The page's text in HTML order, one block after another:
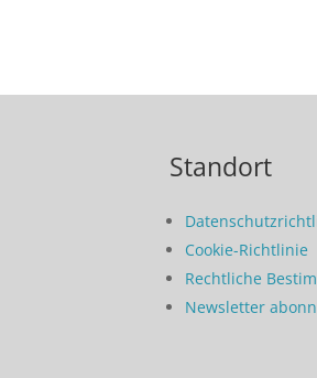
Standort
Cookie-Richtlinie
Rechtliche
Newsletter